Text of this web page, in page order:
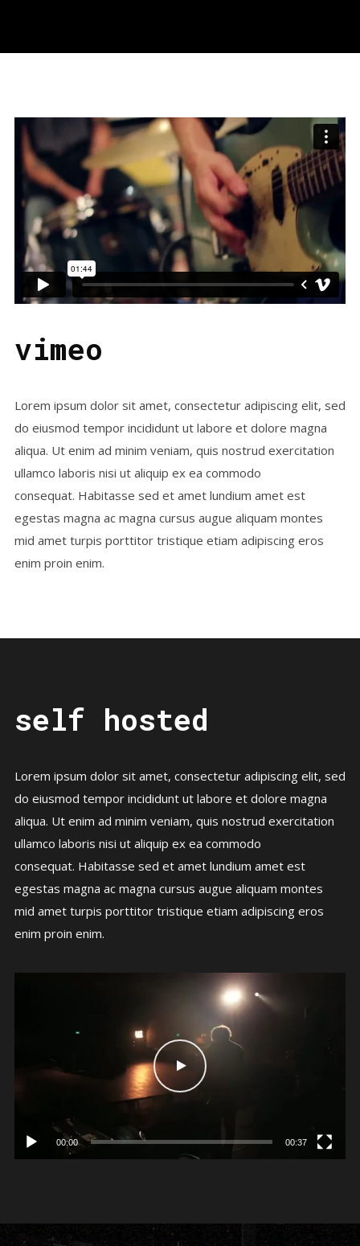
vimeo
Lorem ipsum dolor sit amet, consectetur adipiscing elit, sed
do eiusmod tempor incididunt ut labore et dolore magna
aliqua. Ut enim ad minim veniam, quis nostrud exercitation
ullamco laboris nisi ut aliquip ex ea commodo
consequat. Habitasse sed et amet lundium amet est
egestas magna ac magna cursus augue aliquam montes
mid amet turpis porttitor tristique etiam adipiscing eros
enim proin enim.
self hosted
Lorem ipsum dolor sit amet, consectetur adipiscing elit, sed
do eiusmod tempor incididunt ut labore et dolore magna
aliqua. Ut enim ad minim veniam, quis nostrud exercitation
ullamco laboris nisi ut aliquip ex ea commodo
consequat. Habitasse sed et amet lundium amet est
egestas magna ac magna cursus augue aliquam montes
mid amet turpis porttitor tristique etiam adipiscing eros
enim proin enim.
00:00 00:37